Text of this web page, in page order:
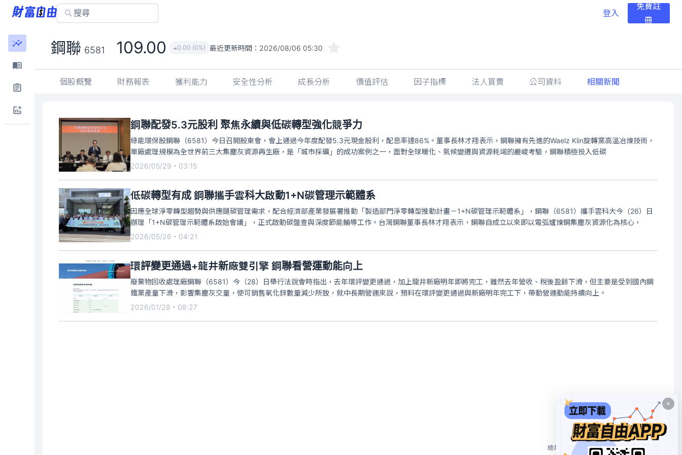
登入
免費註
冊
鋼聯 6581 109.00 0.00 (0%) 最近更新時間： 2026/08/06 05:30
個股概覽 財務報表 獲利能力 安全性分析 成長分析 價值評估 因子指標 法人買賣 公司資料 相關新聞
鋼聯配發5.3元股利 聚焦永續與低碳轉型強化競爭力
綠能環保股鋼聯（6581）今日召開股東會，會上通過今年度配發5.3元現金股利，配息率達86%。董事長林才翔表示，鋼聯擁有先進的Waelz Klin旋轉窯高溫冶煉技術，
單廠處理規模為全世界前三大集塵灰資源再生廠，是「城市採礦」的成功案例之一，面對全球暖化、氣候變遷與資源耗竭的嚴峻考驗，鋼聯積極投入低碳
2026/05/29・03:15
低碳轉型有成 鋼聯攜手雲科大啟動1+N碳管理示範體系
因應全球淨零轉型趨勢與供應鏈碳管理需求，配合經濟部產業發展署推動「製造部門淨零轉型推動計畫－1+N碳管理示範體系」，鋼聯（6581）攜手雲科大今（26）日
辦理「1+N碳管理示範體系啟始會議」，正式啟動碳盤查與深度節能輔導工作。台灣鋼聯董事長林才翔表示，鋼聯自成立以來即以電弧爐煉鋼集塵灰資源化為核心，
2026/05/26・04:21
環評變更通過+龍井新廠雙引擎 鋼聯看營運動能向上
廢棄物回收處理廠鋼聯（6581）今（28）日舉行法說會時指出，去年環評變更通過，加上龍井新廠明年即將完工，雖然去年營收、稅後盈餘下滑，但主要是受到國內鋼
鐵業產量下滑，影響集塵灰交量，使可銷售氧化鋅數量減少所致，就中長期營運來說，預料在環評變更通過與新廠明年完工下，帶動營運動能持續向上。
2026/01/28・08:27
總共 3 個 10/頁 1